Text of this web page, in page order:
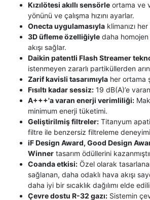
Kızılötesi akıllı sensörle ortama ve
yönünü ve çalışma hızını ayarlar.
Onecta uygulamasıyla klimanızı
3D üfleme özelliğiyle daha
akışı sağlar.
Daikin patentli Flash Streamer
istenmeyen zararlı partiküllerden
Zarif kavisli tasarımıyla her ortama
Fısıltı kadar sessiz: 19 dB(A)’e
A+++'a varan enerji verimliliği:
minimum enerji tüketimi.
Geliştirilmiş filtreler: Titanyum
filtre ile benzersiz filtreleme
iF Design Award, Good Design
Winner tasarım ödüllerini
Coanda etkisi: Özel olarak
sağlanan, daha odaklı hava akışı
daha iyi bir sıcaklık dağılımı elde
Çevre dostu R-32 gazı: Sistemin